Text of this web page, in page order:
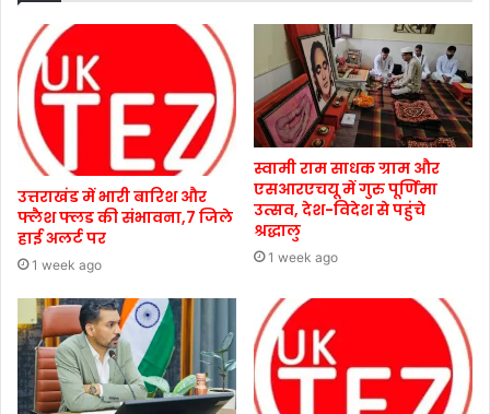
उत्तराखंड में भारी बारिश और
फ्लैश फ्लड की संभावना,7 जिले
हाई अलर्ट पर
1 week ago
स्वामी राम साधक ग्राम और
एसआरएचयू में गुरु पूर्णिमा
उत्सव, देश-विदेश से पहुंचे
श्रद्धालु
1 week ago